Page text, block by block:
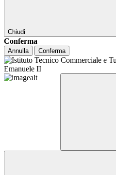
Chiudi
Conferma
Annulla Conferma